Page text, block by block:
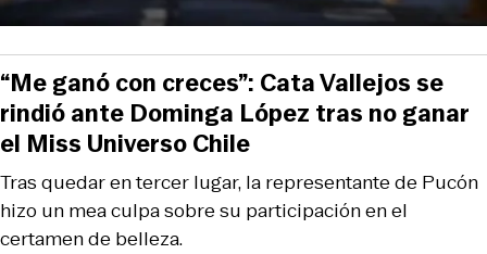
Tras quedar en tercer lugar, la representante de Pucón
hizo un mea culpa sobre su participación en el
certamen de belleza.
“Me ganó con creces”: Cata Vallejos se
rindió ante Dominga López tras no ganar
el Miss Universo Chile